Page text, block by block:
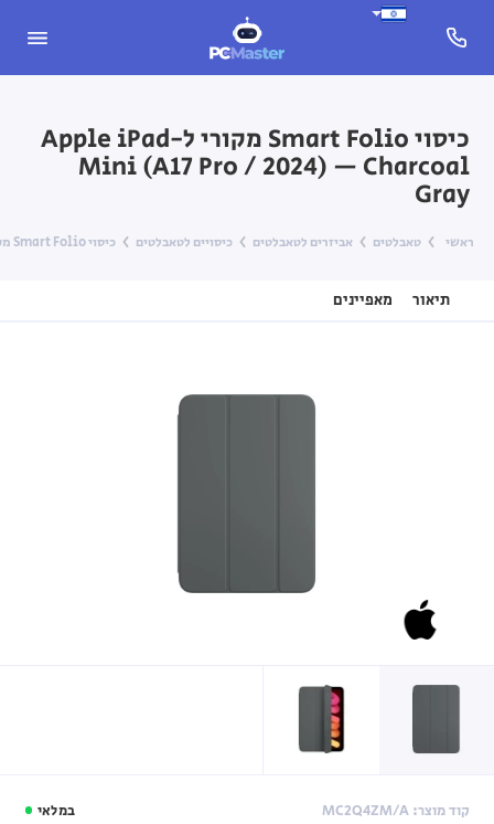
כיסוי Smart Folio מקורי ל-Apple iPad
Mini (A17 Pro / 2024) — Charcoal
Gray
ראשי טאבלטים אביזרים לטאבלטים כיסויים לטאבלטים כיסוי Smart Folio מקורי ל-Apple iPad Mini (A17 Pro / 2024) — Charcoal Gray
תיאור מאפיינים
במלאי קוד מוצר: MC2Q4ZM/A